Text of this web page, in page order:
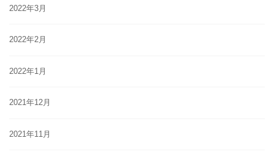
2022年3月
2022年2月
2022年1月
2021年12月
2021年11月